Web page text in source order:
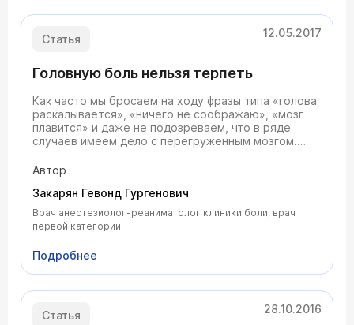
Статья 12.05.2017
Головную боль нельзя терпеть
Как часто мы бросаем на ходу фразы типа «голова
раскалывается», «ничего не соображаю», «мозг
плавится» и даже не подозреваем, что в ряде
случаев имеем дело с перегруженным мозгом.
людей во всем мире. По данным Всемирной
организации здравоохранения (ВОЗ), каждое
третье обращение к неврологу происходит по
поводу головной боли. С недавнего времени и в
России существуют специалисты по лечению
головной боли. Врачи специализированной Клиники
боли ЦЭЛТ Алексей Григорьевич ВОЛОШИН и
Лариса Вагановна НОВИКОВА согласились
рассказать об этой важнейшей проблеме.
Автор
Закарян Гевонд Гургенович
Врач анестезиолог-реаниматолог клиники боли, врач
первой категории
Подробнее
Статья 28.10.2016